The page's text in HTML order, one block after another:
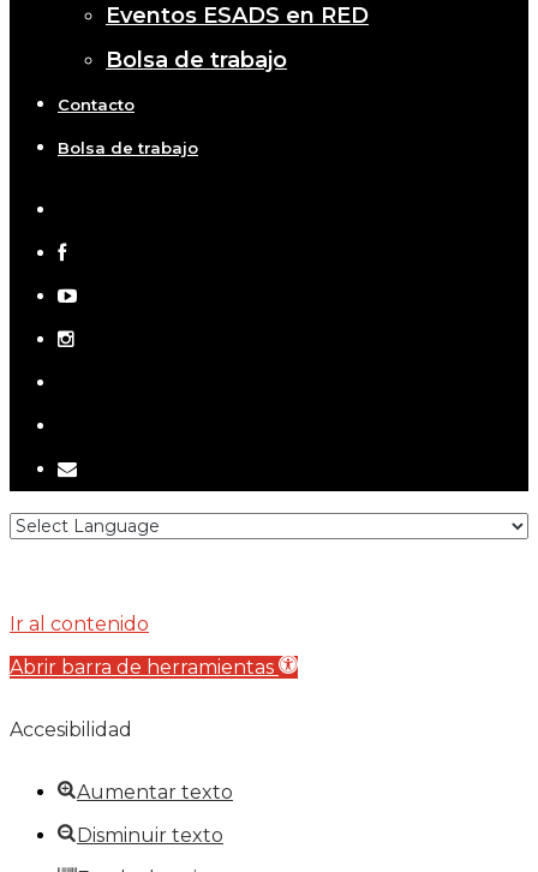
Eventos ESADS en RED
Bolsa de trabajo
Contacto
Bolsa de trabajo
twitter
facebook
youtube
instagram
email
Ir al contenido
Abrir barra de herramientas
Accesibilidad
Aumentar texto
Disminuir texto